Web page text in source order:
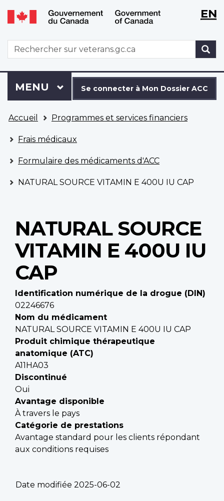
Aller
au
principal
Passer
à
version
HTML
simplifiée
WxT
WxTEN
WxT
Search
form
connecter
à
Dossier
ACC
Se connecter à Mon Dossier ACC
Menu
MENU PRINCIPAL
êtes
ici
Accueil Programmes et services financiers
Frais médicaux
Formulaire des médicaments d'ACC
NATURAL SOURCE VITAMIN E 400U IU CAP
NATURAL SOURCE
VITAMIN E 400U IU
CAP
Identification numérique de la drogue (DIN)
02246676
Nom du médicament
NATURAL SOURCE VITAMIN E 400U IU CAP
Produit chimique thérapeutique
anatomique (ATC)
A11HA03
Discontinué
Oui
Avantage disponible
À travers le pays
Catégorie de prestations
Avantage standard pour les clients répondant
aux conditions requises
Date modifiée 2025-06-02